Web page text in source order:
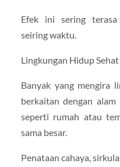
Efek ini sering terasa
seiring waktu.
Lingkungan Hidup
Banyak yang mengira
berkaitan dengan
seperti rumah atau
sama besar.
Penataan cahaya,